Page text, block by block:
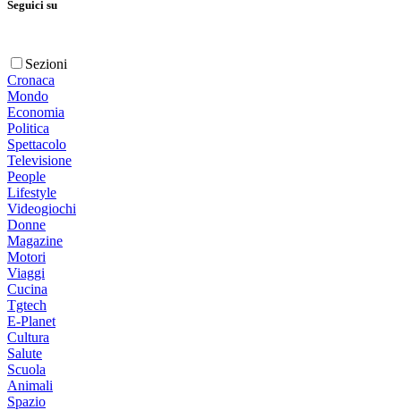
Seguici su
Sezioni
Cronaca
Mondo
Economia
Politica
Spettacolo
Televisione
People
Lifestyle
Videogiochi
Donne
Magazine
Motori
Viaggi
Cucina
Tgtech
E-Planet
Cultura
Salute
Scuola
Animali
Spazio